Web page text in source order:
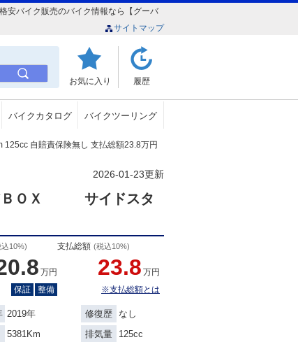
安バイク販売のバイク情報なら【グーバ
サイトマップ
お気に入り 履歴
バイクカタログ バイクツーリング
自賠責保険無し 支払総額23.8万円
2026-01-23更新
アＢＯＸ サイドスタ
10%)
万円
保証
整備
支払総額 (税込10%)
23.8 万円
※支払総額とは
2019年 修復歴
なし
5381Km 排気量 125cc